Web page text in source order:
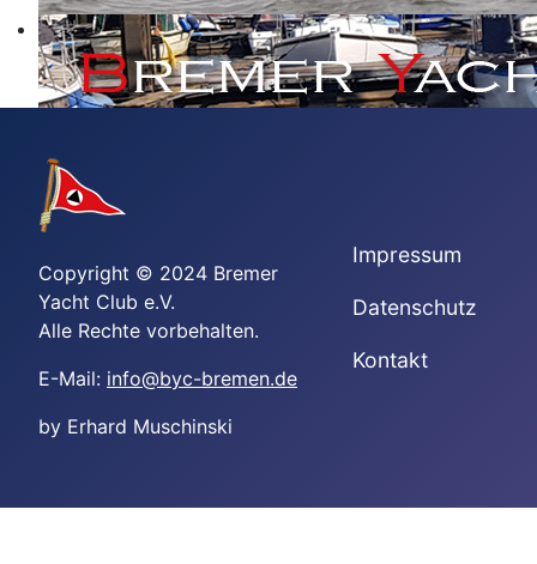
Copyright © 2024 Bremer
Yacht Club e.V.
Alle Rechte vorbehalten.
E-Mail: info@byc-bremen.de
by Erhard Muschinski
Impressum
Datenschutz
Kontakt